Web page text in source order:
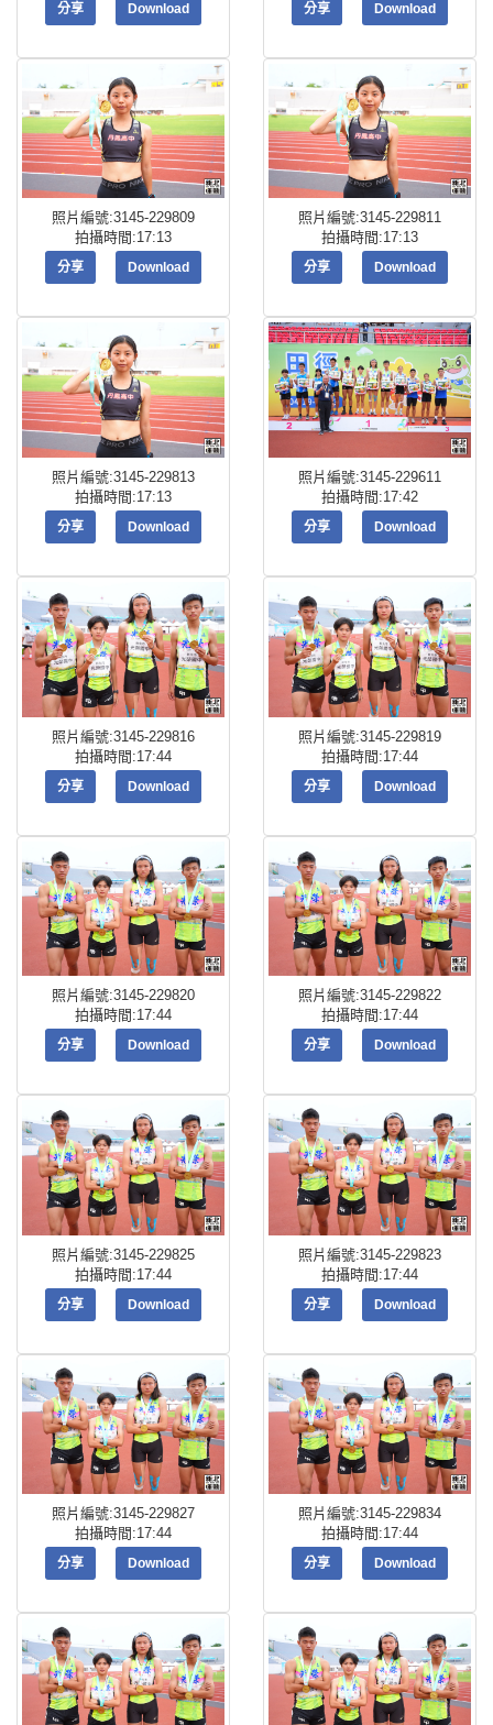
分享 Download 分享 Download
照片編號:3145-229809
拍攝時間:17:13
分享 Download
照片編號:3145-229811
拍攝時間:17:13
分享 Download
照片編號:3145-229813
拍攝時間:17:13
分享 Download
照片編號:3145-229611
拍攝時間:17:42
分享 Download
照片編號:3145-229816
拍攝時間:17:44
分享 Download
照片編號:3145-229819
拍攝時間:17:44
分享 Download
照片編號:3145-229820
拍攝時間:17:44
分享 Download
照片編號:3145-229822
拍攝時間:17:44
分享 Download
照片編號:3145-229825
拍攝時間:17:44
分享 Download
照片編號:3145-229823
拍攝時間:17:44
分享 Download
照片編號:3145-229827
拍攝時間:17:44
分享 Download
照片編號:3145-229834
拍攝時間:17:44
分享 Download